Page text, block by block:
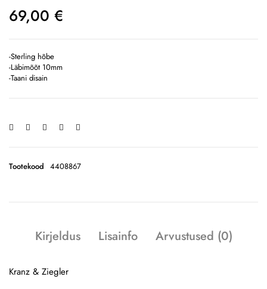
69,00 €
-Sterling hõbe
-Läbimõõt 10mm
-Taani disain
Tootekood 4408867
Kirjeldus Lisainfo Arvustused (0)
Kranz & Ziegler